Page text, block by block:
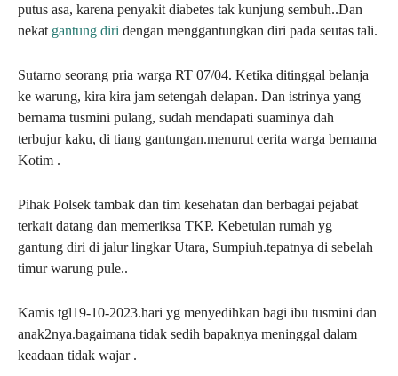
putus asa, karena penyakit diabetes tak kunjung sembuh..Dan
nekat gantung diri dengan menggantungkan diri pada seutas tali.
Sutarno seorang pria warga RT 07/04. Ketika ditinggal belanja
ke warung, kira kira jam setengah delapan. Dan istrinya yang
bernama tusmini pulang, sudah mendapati suaminya dah
terbujur kaku, di tiang gantungan.menurut cerita warga bernama
Kotim .
Pihak Polsek tambak dan tim kesehatan dan berbagai pejabat
terkait datang dan memeriksa TKP. Kebetulan rumah yg
gantung diri di jalur lingkar Utara, Sumpiuh.tepatnya di sebelah
timur warung pule..
Kamis tgl19-10-2023.hari yg menyedihkan bagi ibu tusmini dan
anak2nya.bagaimana tidak sedih bapaknya meninggal dalam
keadaan tidak wajar .